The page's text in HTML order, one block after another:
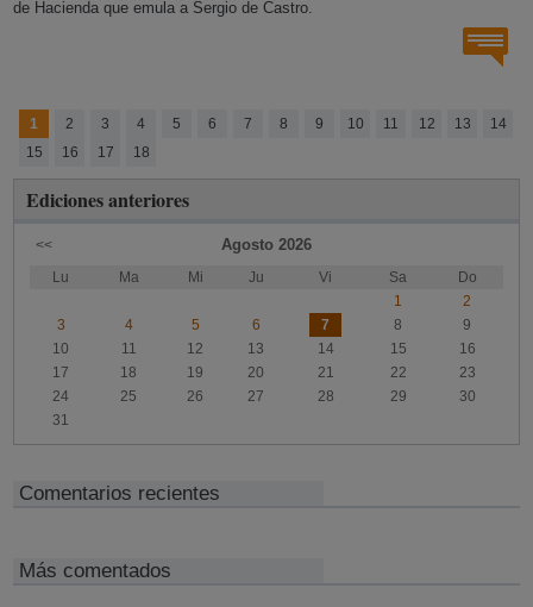
de Hacienda que emula a Sergio de Castro.
1 2 3 4 5 6 7 8 9 10 11 12 13
14
15
16 17 18
Ediciones anteriores
<< Agosto 2026
Lu Ma Mi Ju Vi Sa
Do
1
2
3
4 5 6 7 8
9
10
11 12 13 14 15
16
17
18 19 20 21 22
23
24
25 26 27 28 29
30
31
Comentarios recientes
Más comentados